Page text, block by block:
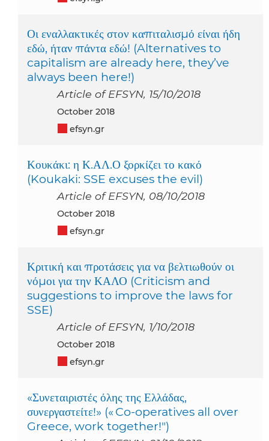
Οι εναλλακτικές στον καπιταλισμό είναι ήδη
εδώ, ήταν πάντα εδώ! (Alternatives to
capitalism are already here, they’ve
always been here!)
Article of EFSYN, 15/10/2018
October 2018
efsyn.gr
Κουκάκι: η Κ.ΑΛ.Ο ξορκίζει το κακό
(Koukaki: SSE excuses the evil)
Article of EFSYN, 08/10/2018
October 2018
efsyn.gr
Κριτική και προτάσεις για να βελτιωθούν οι
νόμοι για την ΚΑΛΟ (Criticism and
suggestions to improve the laws for
SSE)
Article of EFSYN, 1/10/2018
October 2018
efsyn.gr
«Συνεταιριστές όλης της Ελλάδας,
συνεργαστείτε!» (« Co-operatives all over
Greece, work together!")